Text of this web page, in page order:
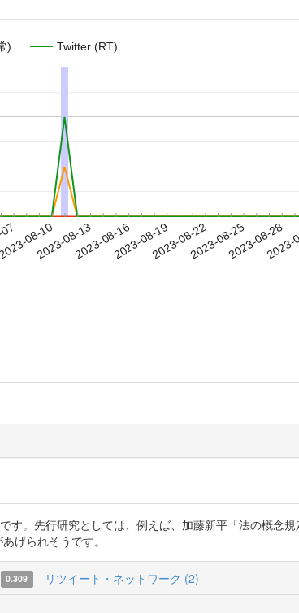
) Twitter (RT)
08-10
2023-08-132023-08-162023-08-192023-08-222023-08-252023-08-28
す。先行研究としては、例えば、加藤新平「法の概念
げられそうです。
0.309 リツイート・ネットワーク (2)